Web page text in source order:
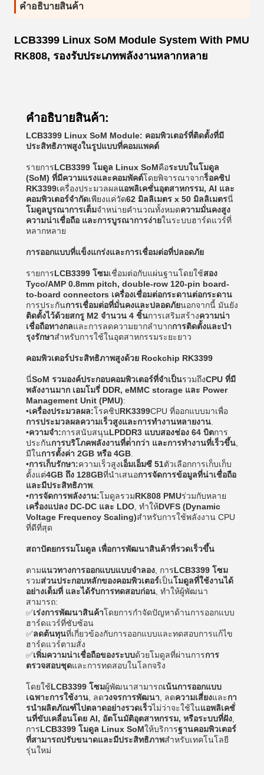
คําอธิบายสินค้า
LCB3399 Linux SoM Module System With PMU
RK808, รองรับประเภทพลังงานหลากหลาย
คําอธิบายสินค้า:
LCB3399 Linux SoM Module: คอมพิวเตอร์ที่ติดตั้งที่มี
ประสิทธิภาพสูงในรูปแบบที่คอมแพคต์
รายการLCB3399 โมดูล Linux SoMคือระบบในโมดูล
(SoM) ที่มีความแรงและคอมพัคต์โดยพิจารณาจากร็อคชิป
RK3399เครื่องประมวลผลแอพลิเคชั่นอุตสาหกรรม, AI และ
คอมพิวเตอร์จํากัดเพียงแค่วัด62 มิลลิเมตร x 50 มิลลิเมตรนี่
โมดูลบูรณาการเต็มจําหน่ายคํานวณทั้งหมดความมั่นคงสูง
ความน่าเชื่อถือ และการบูรณาการง่ายในระบบฮาร์ดแวร์ที่
หลากหลาย
การออกแบบที่แข็งแกร่งและการเชื่อมต่อที่ปลอดภัย
รายการLCB3399 โซมเชื่อมต่อกับแผ่นฐานโดยใช้สอง
Tyco/AMP 0.8mm pitch, double-row 120-pin board-
to-board connectors เครื่องเชื่อมต่อกระดานต่อกระดาน
การประกันการเชื่อมต่อที่มั่นคงและปลอดภัยนอกจากนี้ มันยัง
ติดตั้งไว้ด้วยสกรู M2 จํานวน 4 ชิ้นการเสริมสร้างความน่า
เชื่อถือทางกลและการลดความยากลําบากการติดตั้งและบํา
รุงรักษาสําหรับการใช้ในอุตสาหกรรมระยะยาว
คอมพิวเตอร์ประสิทธิภาพสูงด้วย Rockchip RK3399
นี่SoM รวมองค์ประกอบคอมพิวเตอร์ที่จําเป็นรวมถึงCPU ที่มี
พลังงานมาก เอมโมรี่ DDR, eMMC storage และ Power
Management Unit (PMU):
•เครื่องประมวลผล:โรคชิปRK3399CPU ที่ออกแบบมาเพื่อ
การประมวลผลความเร็วสูงและการทํางานหลายงาน
•ความจํา:การสนับสนุนLPDDR3 แบบสองช่อง 64 บิตการ
ประกันการบริโภคพลังงานที่ต่ํากว่า และการทํางานที่เร็วขึ้น
มีในการตั้งค่า 2GB หรือ 4GB
•การเก็บรักษา:ความเร็วสูงเอ็มเอ็มซี 51ตัวเลือกการเก็บเก็บ
ตั้งแต่4GB ถึง 128GBที่นําเสนอการจัดการข้อมูลที่น่าเชื่อถือ
และมีประสิทธิภาพ
•การจัดการพลังงาน:โมดูลรวมRK808 PMUร่วมกับหลาย
เครื่องแปลง DC-DC และ LDO , ทําให้DVFS (Dynamic
Voltage Frequency Scaling)สําหรับการใช้พลังงาน CPU
ที่ดีที่สุด
สถาปัตยกรรมโมดูล เพื่อการพัฒนาสินค้าที่รวดเร็วขึ้น
ตามแนวทางการออกแบบแบบจําลอง , การLCB3399 โซม
รวมส่วนประกอบหลักของคอมพิวเตอร์เป็นโมดูลที่ใช้งานได้
อย่างเต็มที่ และได้รับการทดสอบก่อน , ทําให้ผู้พัฒนา
สามารถ:
✅เร่งการพัฒนาสินค้าโดยการกําจัดปัญหาด้านการออกแบบ
ฮาร์ดแวร์ที่ซับซ้อน
✅ลดต้นทุนที่เกี่ยวข้องกับการออกแบบและทดสอบการแก้ไข
ฮาร์ดแวร์ตามสั่ง
✅เพิ่มความน่าเชื่อถือของระบบด้วยโมดูลที่ผ่านการการ
ตรวจสอบชุดและการทดสอบในโลกจริง
โดยใช้LCB3399 โซมผู้พัฒนาสามารถเน้นการออกแบบ
เฉพาะการใช้งาน , ลดวงจรการพัฒนา , ลดความเสี่ยงและกา
รนําผลิตภัณฑ์ไปตลาดอย่างรวดเร็วไม่ว่าจะใช้ในแอพลิเคชั่
นที่ขับเคลื่อนโดย AI, อัตโนมัติอุตสาหกรรม, หรือระบบที่ฝัง
การLCB3399 โมดูล Linux SoMให้บริการฐานคอมพิวเตอร์
ที่สามารถปรับขนาดและมีประสิทธิภาพสําหรับเทคโนโลยี
รุ่นใหม่